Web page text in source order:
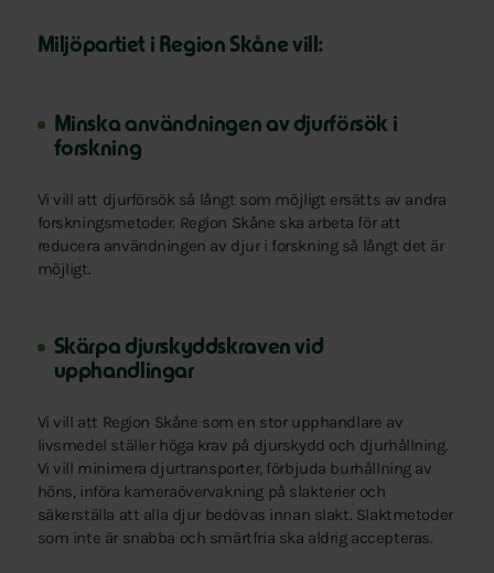
Miljöpartiet i Region Skåne vill:
Minska användningen av djurförsök i
forskning
Vi vill att djurförsök så långt som möjligt ersätts av andra
forskningsmetoder. Region Skåne ska arbeta för att
reducera användningen av djur i forskning så långt det är
möjligt.
Skärpa djurskyddskraven vid
upphandlingar
Vi vill att Region Skåne som en stor upphandlare av
livsmedel ställer höga krav på djurskydd och djurhållning.
Vi vill minimera djurtransporter, förbjuda burhållning av
höns, införa kameraövervakning på slakterier och
säkerställa att alla djur bedövas innan slakt. Slaktmetoder
som inte är snabba och smärtfria ska aldrig accepteras.